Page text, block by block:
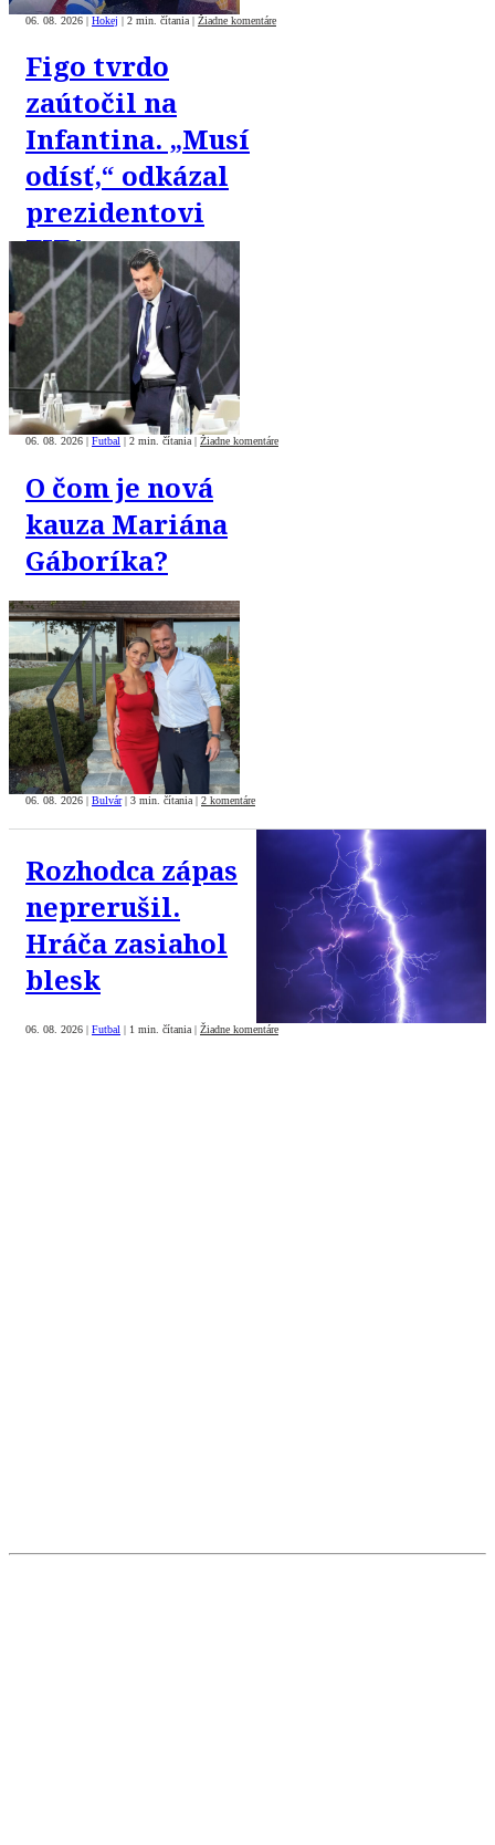
06. 08. 2026 | Hokej | 2 min. čítania | Žiadne komentáre
Figo tvrdo
zaútočil na
Infantina. „Musí
odísť,“ odkázal
prezidentovi
FIFA
06. 08. 2026 Futbal 2 min. čítania Žiadne komentáre
O čom je nová
kauza Mariána
Gáboríka?
06. 08. 2026 | Bulvár | 3 min. čítania| 2 komentáre
Rozhodca zápas
neprerušil.
Hráča zasiahol
blesk
06. 08. 2026 | Futbal | 1 min. čítania| Žiadne komentáre